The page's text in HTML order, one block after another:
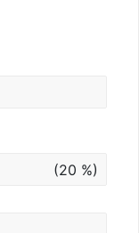
(20 %)